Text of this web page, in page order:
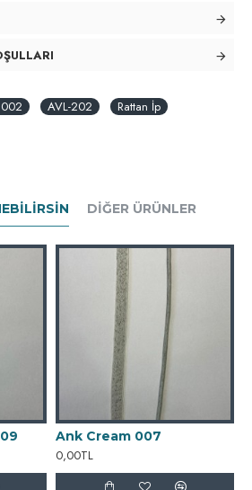
002 AVL-202 Rattan İp
DIĞER ÜRÜNLER
Ank Cream 007
0,00TL